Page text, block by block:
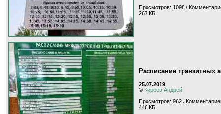
Просмотров: 1098 /
267 КБ
Расписание транзитных
25.07.2019
© Kиpeeв Aндpeй
Просмотров: 962 /
446 КБ